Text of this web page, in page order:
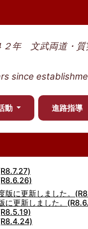
２年 文武両道・質
動 進路指導
版に更新しました。
に更新しました。